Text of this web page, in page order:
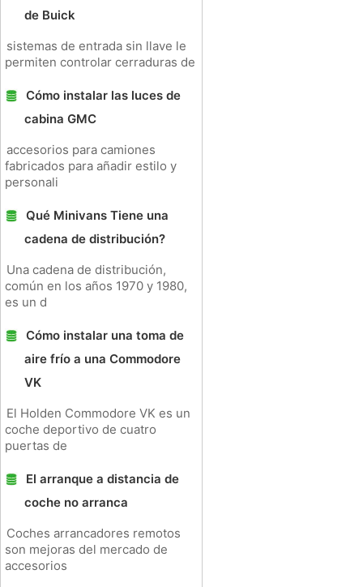
de Buick
sistemas de entrada sin llave le
permiten controlar cerraduras de
Cómo instalar las luces de
cabina GMC
accesorios para camiones
fabricados para añadir estilo y
personali
Qué Minivans Tiene una
cadena de distribución?
Una cadena de distribución,
común en los años 1970 y 1980,
es un d
Cómo instalar una toma de
aire frío a una Commodore
VK
El Holden Commodore VK es un
coche deportivo de cuatro
puertas de
El arranque a distancia de
coche no arranca
Coches arrancadores remotos
son mejoras del mercado de
accesorios